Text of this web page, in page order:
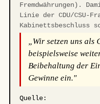
Fremdwährungen).
Linie der CDU/CSU-
Kabinettsbeschluss
„Wir setzen uns als
beispielsweise
Beibehaltung der
Gewinne ein."
Quelle: